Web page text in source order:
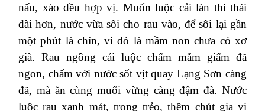
nấu, xào đều hợp vị. Muốn luộc cải làn thì thái
dài hơn, nước vừa sôi cho rau vào, để sôi lại gần
một phút là chín, vì đó là mầm non chưa có xơ
già. Rau ngồng cải luộc chấm mắm giấm đã
ngon, chấm với nước sốt vịt quay Lạng Sơn càng
đã, mà ăn cùng muối vừng càng đậm đà. Nước
luộc rau xanh mát, trong trẻo, thêm chút gia vị